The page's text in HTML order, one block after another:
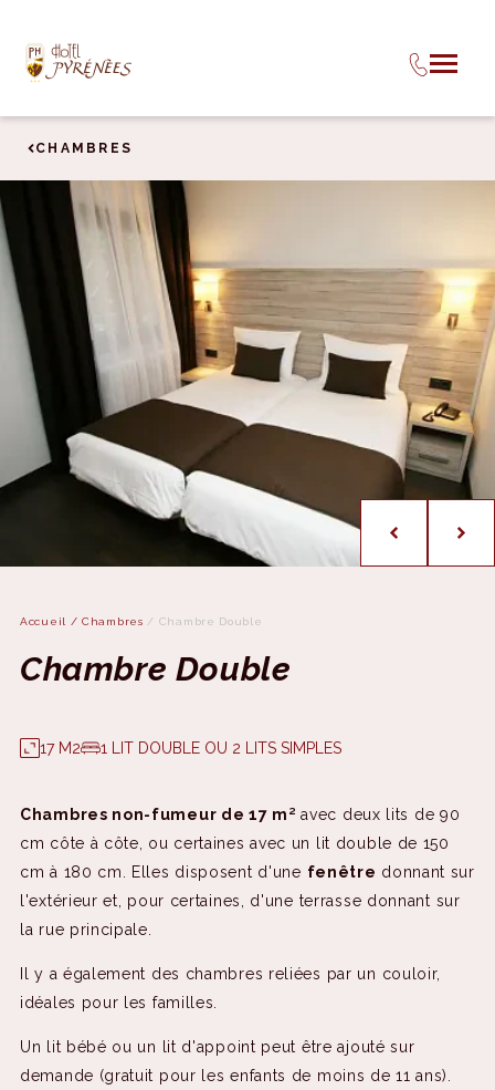
CHAMBRES
Accueil /Chambres / Chambre Double
Chambre Double
17 M2 1 LIT DOUBLE OU 2 LITS SIMPLES
Chambres non-fumeur de 17 m²avec deux lits de 90
cm côte à côte, ou certaines avec un lit double de 150
cm à 180 cm. Elles disposent d'une fenêtre donnant sur
l'extérieur et, pour certaines, d'une terrasse donnant sur
la rue principale.
Il y a également des chambres reliées par un couloir,
idéales pour les familles.
Un lit bébé ou un lit d'appoint peut être ajouté sur
demande (gratuit pour les enfants de moins de 11 ans).